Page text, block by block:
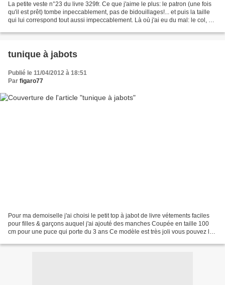
La petite veste n°23 du livre 329fr. Ce que j'aime le plus: le patron (une fois
qu'il est prêt) tombe inpeccablement, pas de bidouillages!... et puis la taille
qui lui correspond tout aussi impeccablement. Là où j'ai eu du mal: le col, ma
tunique à jabots
Publié le 11/04/2012 à 18:51
Par figaro77
Pour ma demoiselle j'ai choisi le petit top à jabot de livre vétements faciles
pour filles & garçons auquel j'ai ajouté des manches Coupée en taille 100
cm pour une puce qui porte du 3 ans Ce modèle est très joli vous pouvez le